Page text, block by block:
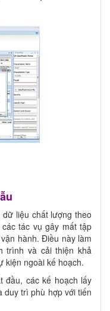
liệu chất lượng theo
tác vụ gây mất tập
hành. Điều này làm
trình và cải thiện khả
kiện ngoài kế hoạch.
đầu, các kế hoạch lấy
duy trì phù hợp với tiến